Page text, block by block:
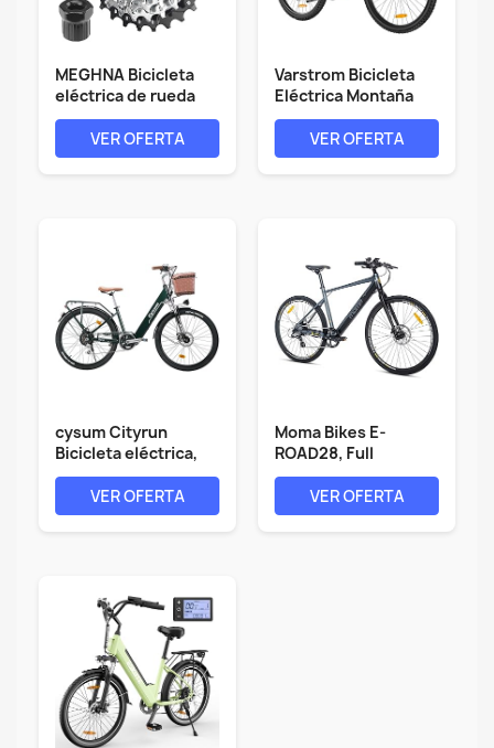
MEGHNA Bicicleta
eléctrica de rueda
libre, 7/8...
VER OFERTA
Varstrom Bicicleta
Eléctrica Montaña
Adultos -...
VER OFERTA
cysum Cityrun
Bicicleta eléctrica,
26'' City...
VER OFERTA
Moma Bikes E-
ROAD28, Full
Shimano Altus 8v,...
VER OFERTA